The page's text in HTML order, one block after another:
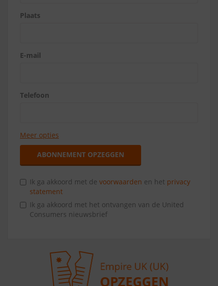
Plaats
E-mail
Telefoon
Meer opties
ABONNEMENT OPZEGGEN
Ik ga akkoord met de voorwaarden en het privacy
statement
Ik ga akkoord met het ontvangen van de United
Consumers nieuwsbrief